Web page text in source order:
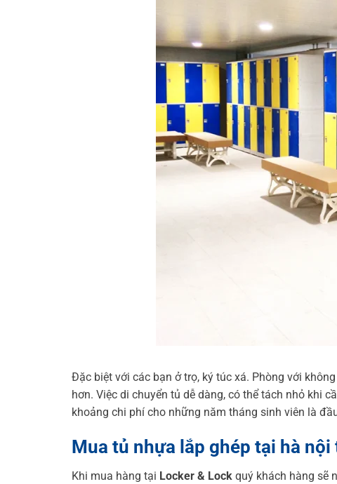
Đặc biệt với các bạn ở trọ, ký túc xá. Phòng với
hơn. Việc di chuyển tủ dễ dàng, có thể tách nhỏ khi
khoảng chi phí cho những năm tháng sinh viên là
Mua tủ nhựa lắp ghép tại hà nội
Khi mua hàng tại Locker & Lock quý khách hàng sẽ